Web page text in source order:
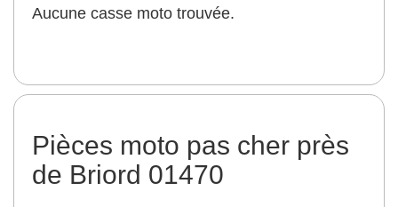
Aucune casse moto trouvée.
Pièces moto pas cher près
de Briord 01470